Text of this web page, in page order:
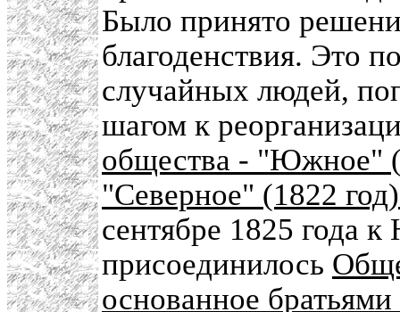
Было принято
благоденствия. Это
случайных людей,
шагом к
общества - "Южное"
"Северное" (1822
сентябре 1825 года
присоединилось
основанное